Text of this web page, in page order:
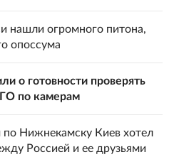
нашли огромного питона,
опоссума
о готовности проверять
по камерам
Нижнекамску Киев хотел
Россией и ее друзьями